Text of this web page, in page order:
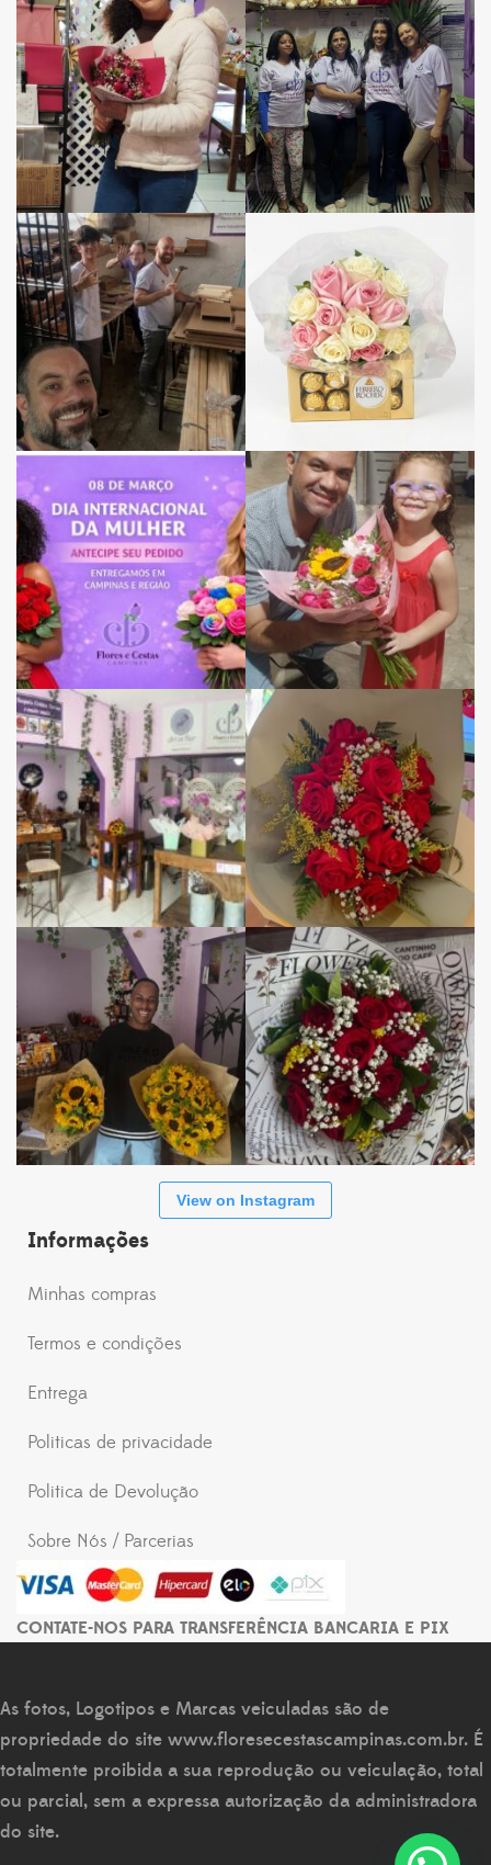
View on Instagram
Informações
Minhas compras
Termos e condições
Entrega
Politicas de privacidade
Politica de Devolução
Sobre Nós / Parcerias
CONTATE-NOS PARA TRANSFERÊNCIA BANCARIA E PIX
As fotos, Logotipos e Marcas veiculadas são de
propriedade do site www.floresecestascampinas.com.br. É
totalmente proibida a sua reprodução ou veiculação, total
ou parcial, sem a expressa autorização da administradora
do site.